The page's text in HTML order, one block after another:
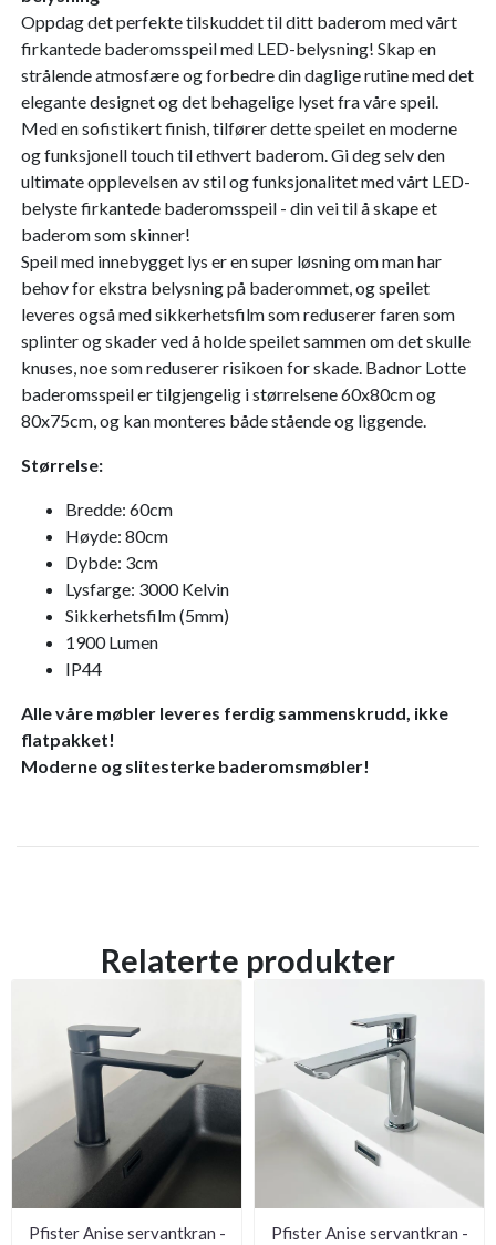
Oppdag det perfekte tilskuddet til ditt baderom med vårt
firkantede baderomsspeil med LED-belysning! Skap en
strålende atmosfære og forbedre din daglige rutine med det
elegante designet og det behagelige lyset fra våre speil.
Med en sofistikert finish, tilfører dette speilet en moderne
og funksjonell touch til ethvert baderom. Gi deg selv den
ultimate opplevelsen av stil og funksjonalitet med vårt LED-
belyste firkantede baderomsspeil - din vei til å skape et
baderom som skinner!
Speil med innebygget lys er en super løsning om man har
behov for ekstra belysning på baderommet, og speilet
leveres også med sikkerhetsfilm som reduserer faren som
splinter og skader ved å holde speilet sammen om det skulle
knuses, noe som reduserer risikoen for skade. Badnor Lotte
baderomsspeil er tilgjengelig i størrelsene 60x80cm og
80x75cm, og kan monteres både stående og liggende.
Størrelse:
Bredde: 60cm
Høyde: 80cm
Dybde: 3cm
Lysfarge: 3000 Kelvin
Sikkerhetsfilm (5mm)
1900 Lumen
IP44
Alle våre møbler leveres ferdig sammenskrudd, ikke
flatpakket!
Moderne og slitesterke baderomsmøbler!
Relaterte produkter
Pfister Anise servantkran -
Pfister Anise servantkran -